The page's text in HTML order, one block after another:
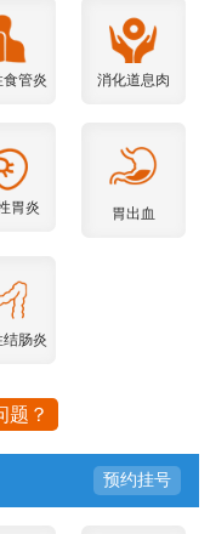
食管炎 消化道息肉
胃炎 胃出血
肠炎
题？
预约挂号